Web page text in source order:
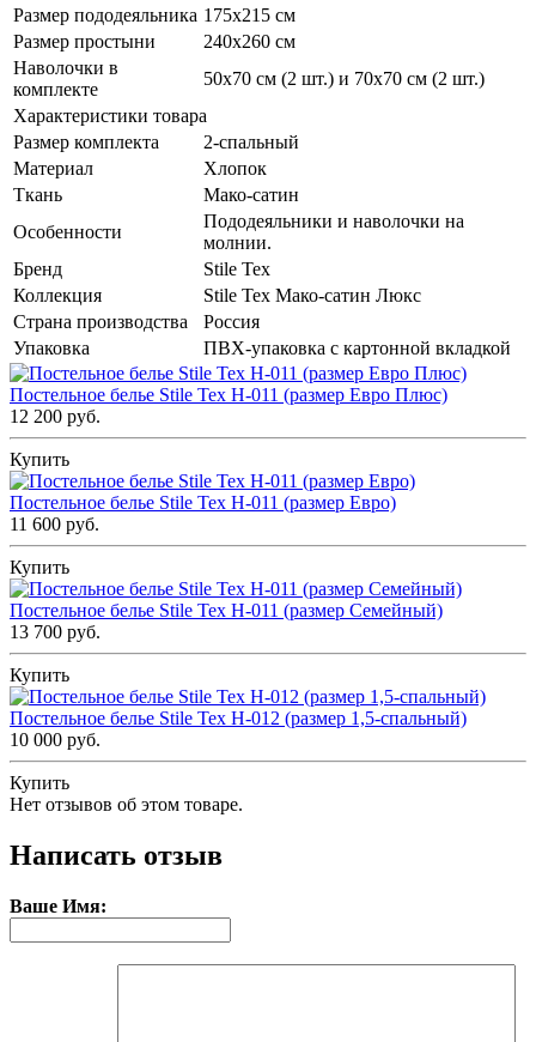
Размер пододеяльника 175х215 см
Размер простыни
240х260 см
Наволочки в
комплекте
50х70 см (2 шт.) и 70х70 см (2 шт.)
Характеристики товара
Размер комплекта
2-спальный
Материал
Хлопок
Ткань
Мако-сатин
Особенности
Пододеяльники и наволочки на
молнии.
Бренд
Stile Tex
Коллекция
Stile Tex Мако-сатин Люкс
Страна производства
Россия
Упаковка
ПВХ-упаковка с картонной вкладкой
Постельное белье Stile Tex H-011 (размер Евро Плюс)
12 200 руб.
Купить
Постельное белье Stile Tex H-011 (размер Евро)
11 600 руб.
Купить
Постельное белье Stile Tex H-011 (размер Семейный)
13 700 руб.
Купить
Постельное белье Stile Tex H-012 (размер 1,5-спальный)
10 000 руб.
Купить
Нет отзывов об этом товаре.
Написать отзыв
Ваше Имя: